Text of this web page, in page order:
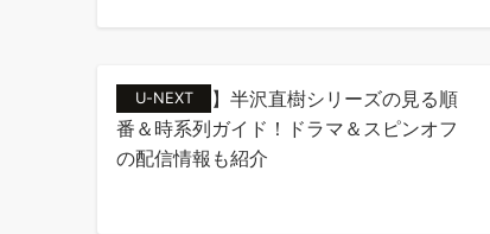
U-NEXT